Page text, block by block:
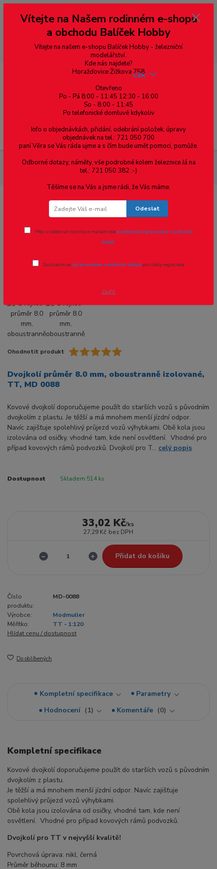
--- pro zákazníky ze Slovenska a jiných zemí, pokud chcete platit v eurech
přepněte si e-shop na euro 💶 pro přepočet měny - pravý horní roh ---
dobírky – pokud si z nějakého důvodu zásilku nevyzvednete, bude po
domluvě zaslána znovu s opětovnou platbou za poštovné, v opačném
případě bude zrušena a účet přidán na blacklist a rušeny následující
objednávky.
Menu
CZK
Železniční modelářství
Dvojkolí průměr 8.0 mm, oboustranně
Dvojkolí průměr 8.0 mm, oboustranně
izolované, TT, MD 0088
Ohodnotit produkt
Dvojkolí průměr 8.0 mm, oboustranně izolované,
TT, MD 0088
Kovové dvojkolí doporučujeme použít do starších vozů s původním
dvojkolím z plastu. Je těžší a má mnohem menší jízdní odpor.
Navíc zajišťuje spolehlivý průjezd vozů výhybkami. Obě kola jsou
izolována od osičky, vhodné tam, kde není osvětlení. Vhodné pro
případ kovových rámů podvozků. Dvojkolí pro T... celý popis
Dostupnost Skladem 514 ks
33,02 Kč/ks
27,29 Kč bez DPH
Přidat do košíku
Číslo
produktu:
MD-0088
Výrobce:
Modmuller
Měřítko:
TT - 1:120
Hlídat cenu / dostupnost
Do oblíbených
Kompletní specifikace
Parametry
Hodnocení
1 Komentáře 0
Kompletní specifikace
Kovové dvojkolí doporučujeme použít do starších vozů s původním
dvojkolím z plastu.
Je těžší a má mnohem menší jízdní odpor. Navíc zajišťuje
spolehlivý průjezd vozů výhybkami.
Obě kola jsou izolována od osičky, vhodné tam, kde není
osvětlení. Vhodné pro případ kovových rámů podvozků.
Dvojkolí pro TT v nejvyšší kvalitě!
Povrchová úprava: nikl, černá
Průměr běhounu: 8 mm
Vítejte na Našem rodinném e-shopu
a obchodu Balíček Hobby
Vítejte na našem e-shopu Balíček Hobby - železniční
modelářství.
Kde nás najdete?
Horažďovice Žižkova 758
Otevřeno
Po - Pá 8:00 - 11:45 12:30 - 16:00
So - 8:00 - 11:45
Po telefonické domluvě kdykoliv
Info o objednávkách, přidání, odebrání položek, úpravy
objednávek na tel.: 721 050 700
paní Věra se Vás ráda ujme a s čím bude umět pomoci, pomůže.
Odborné dotazy, náměty, vše podrobné kolem železnice Já na
tel.: 721 050 382 :-)
Těšíme se na Vás a jsme rádi, že Vás máme.
Odeslat
Přeji si odebírat novinky e-mailem dlepodmínek zpracování osobních
údajů.
Souhlasím se zpracováním osobních údajů pro účely registrace.
Zavřít